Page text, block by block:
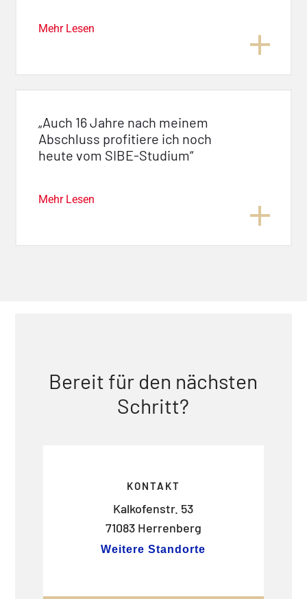
Mehr Lesen
„Auch 16 Jahre nach meinem
Abschluss profitiere ich noch
heute vom SIBE-Studium“
Mehr Lesen
Bereit für den nächsten
Schritt?
KONTAKT
Kalkofenstr. 53
71083 Herrenberg
Weitere Standorte